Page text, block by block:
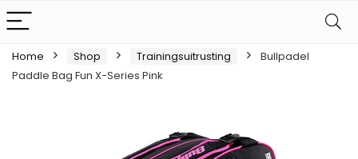
Home Shop Trainingsuitrusting
Bullpadel
Paddle Bag Fun X-Series Pink